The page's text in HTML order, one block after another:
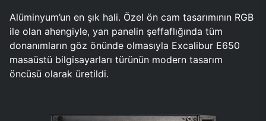
Alüminyum’un en şık hali. Özel ön cam tasarımının RGB
ile olan ahengiyle, yan panelin şeffaflığında tüm
donanımların göz önünde olmasıyla Excalibur E650
masaüstü bilgisayarları türünün modern tasarım
öncüsü olarak üretildi.